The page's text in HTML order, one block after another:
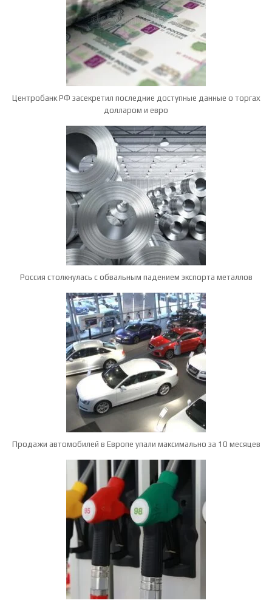
Центробанк РФ засекретил последние доступные данные о торгах
долларом и евро
Россия столкнулась с обвальным падением экспорта металлов
Продажи автомобилей в Европе упали максимально за 10 месяцев